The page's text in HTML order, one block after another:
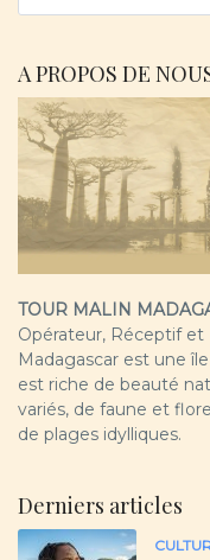
A PROPOS DE
TOUR MALIN
Opérateur, Réceptif
Madagascar est une
est riche de beauté
variés, de faune et
de plages idylliques.
Derniers articles